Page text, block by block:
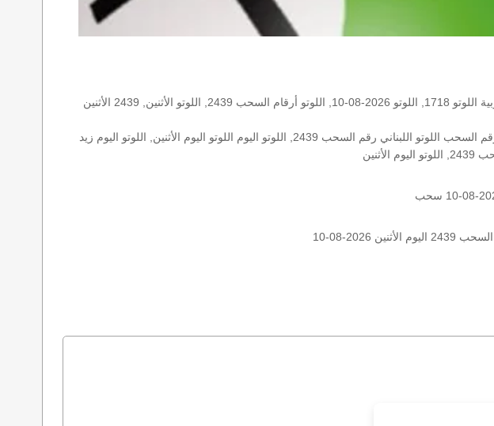
الأرقام الستة الاساسية, اللوتو اللبناني هذا اليوم اللوتو اليوم, اللوتو 2439 عو رقم سحب اللوتو ٢٤٣٩ بالحرف العربية اللوتو 1718, اللوتو 2026-08-10, اللوتو أرقام السحب 2439, اللوتو الأثنين, 2439 الأثنين
اللوتو اللبناني الأثنين, اللوتو اللبناني الأثنين اللوتو اللبناني الأثنين 2026-08-10, اللوتو اللبناني اليوم اللوتو اللبناني رقم السحب اللوتو اللبناني رقم السحب 2439, اللوتو اليوم اللوتو اليوم الأثنين, اللوتو اليوم زيد